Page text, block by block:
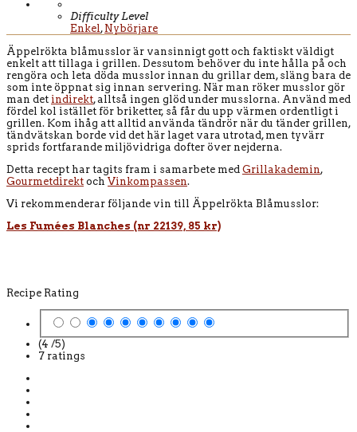
Difficulty Level
Enkel, Nybörjare
Äppelrökta blåmusslor är vansinnigt gott och faktiskt väldigt
enkelt att tillaga i grillen. Dessutom behöver du inte hålla på och
rengöra och leta döda musslor innan du grillar dem, släng bara de
som inte öppnat sig innan servering. När man röker musslor gör
man det indirekt, alltså ingen glöd under musslorna. Använd med
fördel kol istället för briketter, så får du upp värmen ordentligt i
grillen. Kom ihåg att alltid använda tändrör när du tänder grillen,
tändvätskan borde vid det här laget vara utrotad, men tyvärr
sprids fortfarande miljövidriga dofter över nejderna.
Detta recept har tagits fram i samarbete med Grillakademin,
Gourmetdirekt och Vinkompassen.
Vi rekommenderar följande vin till Äppelrökta Blåmusslor:
Les Fumées Blanches (nr 22139, 85 kr)
Recipe Rating
(4 /5)
7 ratings